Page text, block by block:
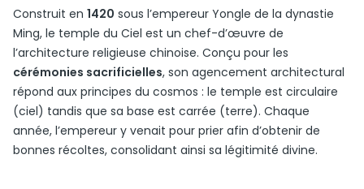
Construit en 1420 sous l’empereur Yongle de la dynastie
Ming, le temple du Ciel est un chef-d’œuvre de
l’architecture religieuse chinoise. Conçu pour les
cérémonies sacrificielles, son agencement architectural
répond aux principes du cosmos : le temple est circulaire
(ciel) tandis que sa base est carrée (terre). Chaque
année, l’empereur y venait pour prier afin d’obtenir de
bonnes récoltes, consolidant ainsi sa légitimité divine.